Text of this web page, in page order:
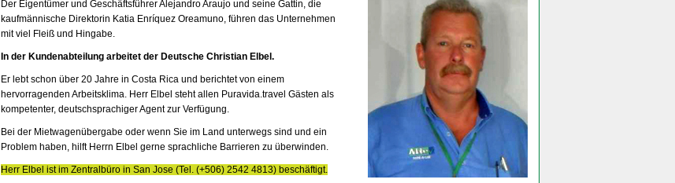
Der Eigentümer und Geschäftsführer Alejandro Araujo und seine Gattin, die
kaufmännische Direktorin Katia Enríquez Oreamuno, führen das Unternehmen
mit viel Fleiß und Hingabe.
In der Kundenabteilung arbeitet der Deutsche Christian Elbel.
Er lebt schon über 20 Jahre in Costa Rica und berichtet von einem
hervorragenden Arbeitsklima. Herr Elbel steht allen Puravida.travel Gästen als
kompetenter, deutschsprachiger Agent zur Verfügung.
Bei der Mietwagenübergabe oder wenn Sie im Land unterwegs sind und ein
Problem haben, hilft Herrn Elbel gerne sprachliche Barrieren zu überwinden.
Herr Elbel ist im Zentralbüro in San Jose (Tel. (+506) 2542 4813) beschäftigt.